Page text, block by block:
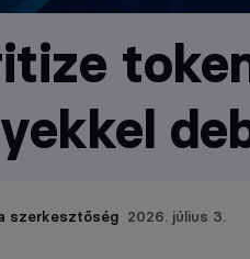
szerkesztőség 2026. július 3.